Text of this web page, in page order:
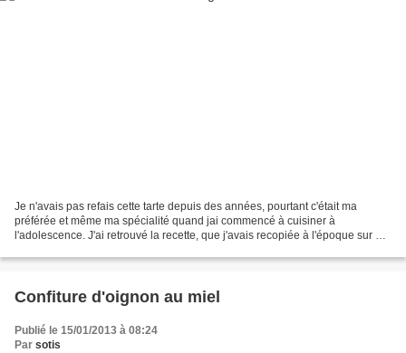
Je n'avais pas refais cette tarte depuis des années, pourtant c'était ma
préférée et même ma spécialité quand jai commencé à cuisiner à
l'adolescence. J'ai retrouvé la recette, que j'avais recopiée à l'époque sur un
Confiture d'oignon au miel
Publié le 15/01/2013 à 08:24
Par sotis